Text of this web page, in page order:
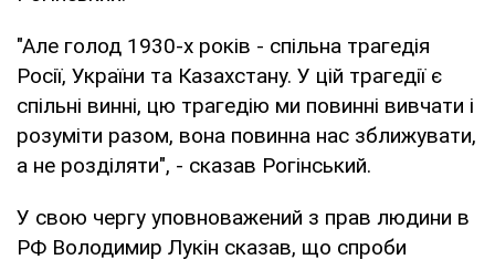
"Але голод 1930-х років - спільна трагедія
Росії, України та Казахстану. У цій трагедії є
спільні винні, цю трагедію ми повинні вивчати і
розуміти разом, вона повинна нас зближувати,
а не розділяти", - сказав Рогінський.
У свою чергу уповноважений з прав людини в
РФ Володимир Лукін сказав, що спроби